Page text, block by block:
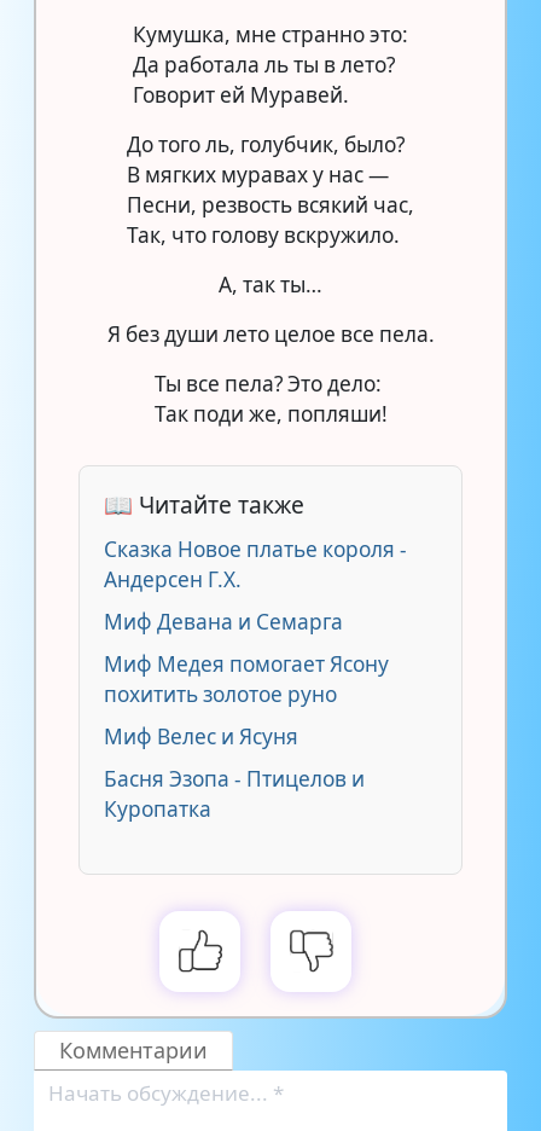
Кумушка, мне странно это:
Да работала ль ты в лето?
Говорит ей Муравей.
До того ль, голубчик, было?
В мягких муравах у нас —
Песни, резвость всякий час,
Так, что голову вскружило.
А, так ты…
Я без души лето целое все пела.
Ты все пела? Это дело:
Так поди же, попляши!
📖 Читайте также
Сказка Новое платье короля -
Андерсен Г.Х.
Миф Девана и Семарга
Миф Медея помогает Ясону
похитить золотое руно
Миф Велес и Ясуня
Басня Эзопа - Птицелов и
Куропатка
Комментарии